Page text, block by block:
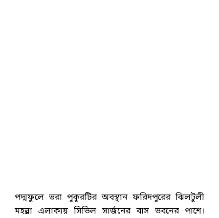
পদ্মফুলে ভরা পুকুরটির অবস্থান ফরিদপুরের ঝিলটুলী
মহল্লা এলাকায় সিভিল সার্জনের বাস ভবনের পাশে।